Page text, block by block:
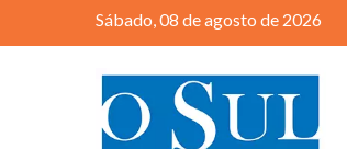
Sábado, 08 de agosto de 2026